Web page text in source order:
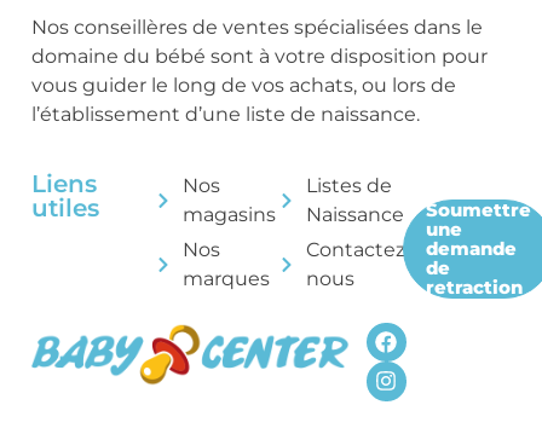
Nos conseillères de ventes spécialisées dans le
domaine du bébé sont à votre disposition pour
vous guider le long de vos achats, ou lors de
l’établissement d’une liste de naissance.
Liens
utiles
Nos
magasins
Nos
marques
Listes de
Naissance
Contactez-
nous
Soumettre
une
demande
de
retraction